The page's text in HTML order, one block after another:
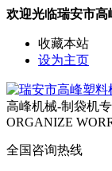
欢迎光临瑞安市高
收藏本站
设为主页
高峰机械-制袋机
ORGANIZE
全国咨询热线